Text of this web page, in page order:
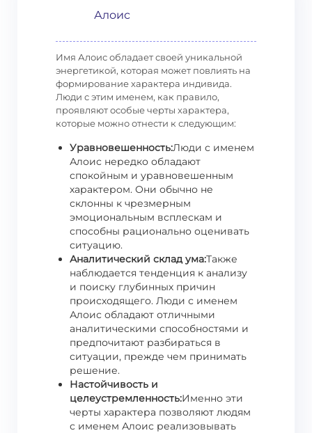
Алоис
Имя Алоис обладает своей уникальной
энергетикой, которая может повлиять на
формирование характера индивида.
Люди с этим именем, как правило,
проявляют особые черты характера,
которые можно отнести к следующим:
Уравновешенность:Люди с именем
Алоис нередко обладают
спокойным и уравновешенным
характером. Они обычно не
склонны к чрезмерным
эмоциональным всплескам и
способны рационально оценивать
ситуацию.
Аналитический склад ума:Также
наблюдается тенденция к анализу
и поиску глубинных причин
происходящего. Люди с именем
Алоис обладают отличными
аналитическими способностями и
предпочитают разбираться в
ситуации, прежде чем принимать
решение.
Настойчивость и
целеустремленность:Именно эти
черты характера позволяют людям
с именем Алоис реализовывать